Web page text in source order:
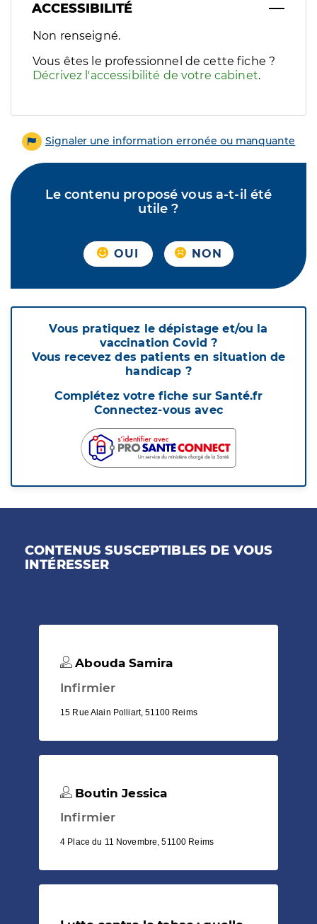
ACCESSIBILITÉ
Filtres
Sélectionnez un ou plusieurs handicaps/besoins
Non renseigné.
Vous êtes le professionnel de cette fiche ?
Décrivez l'accessibilité de votre cabinet.
Signaler une information erronée ou manquante
Le contenu proposé vous a-t-il été
utile ?
OUI NON
Vous pratiquez le dépistage et/ou la
vaccination Covid ?
Vous recevez des patients en situation de
handicap ?
Complétez votre fiche sur Santé.fr
Connectez-vous avec
CONTENUS SUSCEPTIBLES DE VOUS
INTÉRESSER
Abouda Samira
Infirmier
15 Rue Alain Polliart, 51100 Reims
Boutin Jessica
Infirmier
4 Place du 11 Novembre, 51100 Reims